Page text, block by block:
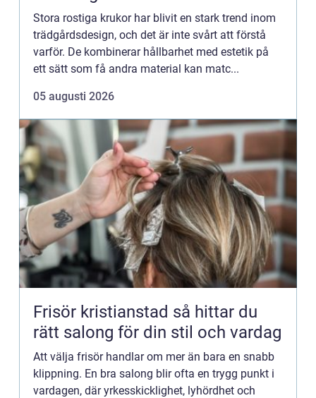
Stora rostiga krukor har blivit en stark trend inom
trädgårdsdesign, och det är inte svårt att förstå
varför. De kombinerar hållbarhet med estetik på
ett sätt som få andra material kan matc...
05 augusti 2026
Frisör kristianstad så hittar du
rätt salong för din stil och vardag
Att välja frisör handlar om mer än bara en snabb
klippning. En bra salong blir ofta en trygg punkt i
vardagen, där yrkesskicklighet, lyhördhet och